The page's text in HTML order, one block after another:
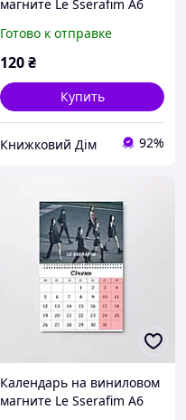
магните Le Sserafim А6
Готово к отправке
120₴
Купить
Книжковий Дім 92%
Календарь на виниловом
магните Le Sserafim А6